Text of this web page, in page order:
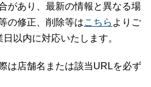
があり、最新の情報と異なる場
の修正、削除等はこちら よりご
以内に対応いたします。
は店舗名または該当URLを必ず